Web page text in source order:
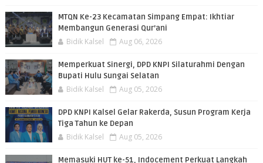
MTQN Ke-23 Kecamatan Simpang Empat: Ikhtiar
Membangun Generasi Qur’ani
Bidik Kalsel Aug 06, 2026
Memperkuat Sinergi, DPD KNPI Silaturahmi Dengan
Bupati Hulu Sungai Selatan
Bidik Kalsel Aug 05, 2026
DPD KNPI Kalsel Gelar Rakerda, Susun Program Kerja
Tiga Tahun ke Depan
Bidik Kalsel Aug 05, 2026
Memasuki HUT ke-51, Indocement Perkuat Langkah